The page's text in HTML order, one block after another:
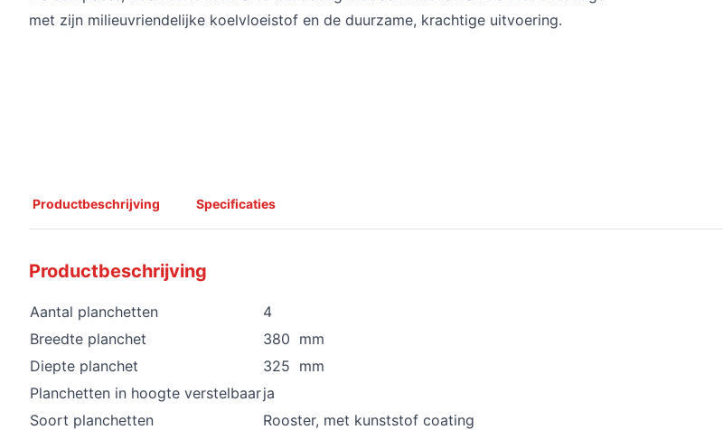
met zijn milieuvriendelijke koelvloeistof en de duurzame, krachtige uitvoering.
Productbeschrijving Specificaties
Productbeschrijving
Aantal planchetten
4
Breedte planchet
380 mm
Diepte planchet
325 mm
Planchetten in hoogte verstelbaarja
Soort planchetten
Rooster, met kunststof coating